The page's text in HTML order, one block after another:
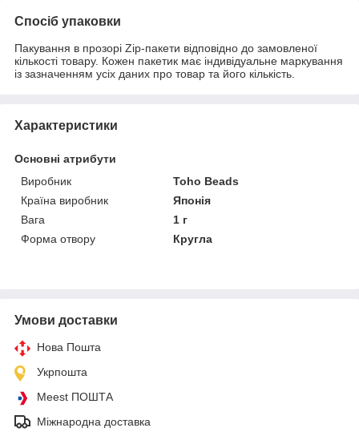
Спосіб упаковки
Пакування в прозорі Zip-пакети відповідно до замовленої
кількості товару. Кожен пакетик має індивідуальне маркування
із зазначенням усіх даних про товар та його кількість.
Характеристики
Основні атрибути
Виробник
Toho Beads
Країна виробник
Японія
Вага
1 г
Форма отвору
Кругла
Умови доставки
Нова Пошта
Укрпошта
Meest ПОШТА
Міжнародна доставка